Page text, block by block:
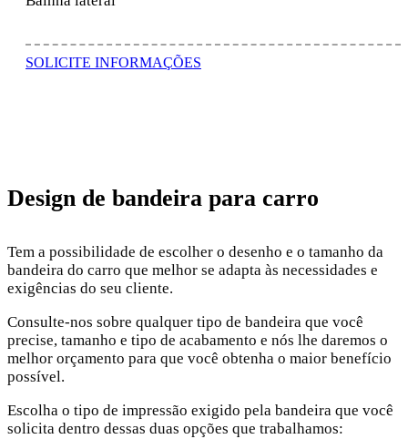
SOLICITE INFORMAÇÕES
Design de bandeira para carro
Tem a possibilidade de escolher o desenho e o tamanho da
bandeira do carro que melhor se adapta às necessidades e
exigências do seu cliente.
Consulte-nos sobre qualquer tipo de bandeira que você
precise, tamanho e tipo de acabamento e nós lhe daremos o
melhor orçamento para que você obtenha o maior benefício
possível.
Escolha o tipo de impressão exigido pela bandeira que você
solicita dentro dessas duas opções que trabalhamos: